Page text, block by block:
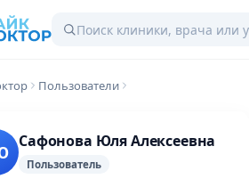
Пользователи
Сафонова Юля Алексеевна
Пользователь